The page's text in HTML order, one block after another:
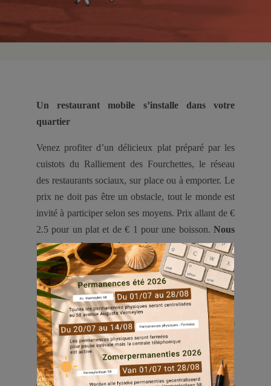
Un restaurant mobile s’installe dans votre
quartier
Venez profiter d’un délicieux plat préparé par les
cuistots du Ralliement des Fourchettes, le réseau
des restaurants sociaux, sur place ou à emporter. Le
prix ne doit pas être un obstacle, tout le monde est
invité à participer selon ses moyens. Prix allant de €
2.5 pour un plat et de € 1 pour une boisson. Nous
vous attendons nombreux !
Date :Chaque mardi du 1/12/21 au 25/02/2021
Heure :de 12h à 15h
Où :PC’s de Là-Haut – Avenue Platon 21, 1140
EVERE